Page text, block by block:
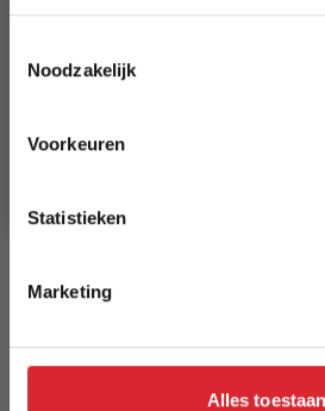
Noodzakelijk
Voorkeuren
Statistieken
Marketing
Alles toestaan
U plaatst een review over:Benoa Bankje
€ 140,00
3 tot 5 werkdagen